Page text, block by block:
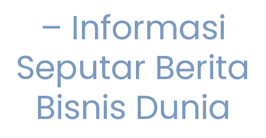
– Informasi
Seputar Berita
Bisnis Dunia